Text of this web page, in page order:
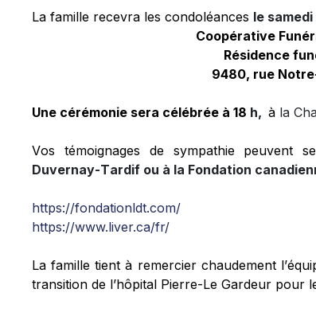
La famille recevra les condoléances le samedi
Coopérative
Résidence
9480, rue
Une cérémonie sera célébrée à 18 h, à la
Vos témoignages de sympathie
Duvernay-Tardif ou à la Fondation
https://fondationldt.com/
https://www.liver.ca/fr/
La famille tient à remercier chaudement
transition de l’hôpital Pierre-Le Gardeur pour